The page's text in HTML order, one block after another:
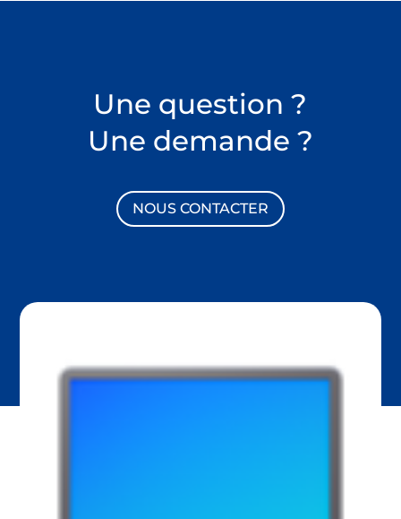
Une question ?
Une demande ?
NOUS CONTACTER